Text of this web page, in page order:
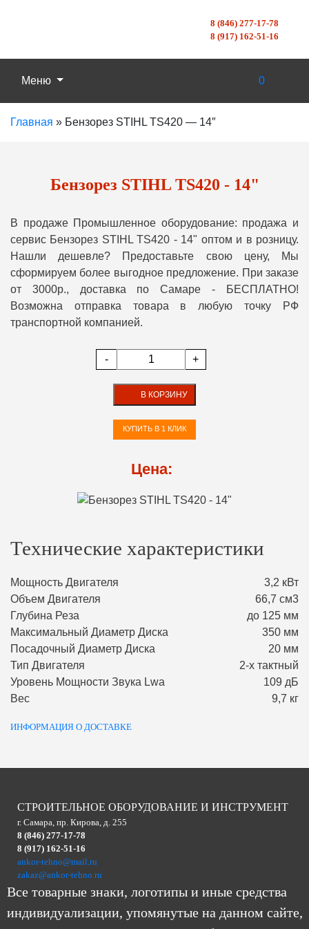
8 (846) 277-17-78
8 (917) 162-51-16
Меню 0
Главная » Бензорез STIHL TS420 — 14″
Бензорез STIHL TS420 - 14"
В продаже Промышленное оборудование: продажа и
сервис Бензорез STIHL TS420 - 14" оптом и в розницу.
Нашли дешевле? Предоставьте свою цену, Мы
сформируем более выгодное предложение. При заказе
от 3000р., доставка по Самаре - БЕСПЛАТНО!
Возможна отправка товара в любую точку РФ
транспортной компанией.
- +
В КОРЗИНУ
КУПИТЬ В 1 КЛИК
Цена:
Технические характеристики
Мощность Двигателя
3,2 кВт
Объем Двигателя
66,7 см3
Глубина Реза
до 125 мм
Максимальный Диаметр Диска
350 мм
Посадочный Диаметр Диска
20 мм
Тип Двигателя
2-х тактный
Уровень Мощности Звука Lwa
109 дБ
Вес
9,7 кг
ИНФОРМАЦИЯ О ДОСТАВКЕ
СТРОИТЕЛЬНОЕ ОБОРУДОВАНИЕ И ИНСТРУМЕНТ
г. Самара, пр. Кирова, д. 255
8 (846) 277-17-78
8 (917) 162-51-16
ankor-tehno@mail.ru
zakaz@ankor-tehno.ru
Все товарные знаки, логотипы и иные средства
индивидуализации, упомянутые на данном сайте,